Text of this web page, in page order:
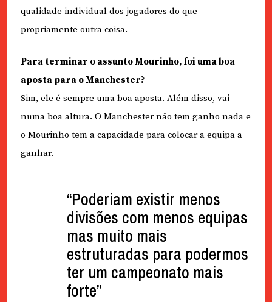
qualidade individual dos jogadores do que
propriamente outra coisa.
Para terminar o assunto Mourinho, foi uma boa
aposta para o Manchester?
Sim, ele é sempre uma boa aposta. Além disso, vai
numa boa altura. O Manchester não tem ganho nada e
o Mourinho tem a capacidade para colocar a equipa a
ganhar.
“Poderiam existir menos
divisões com menos equipas
mas muito mais
estruturadas para podermos
ter um campeonato mais
forte”